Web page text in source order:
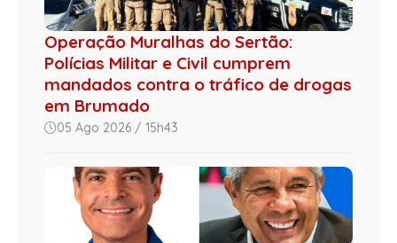
Operação Muralhas do Sertão:
Polícias Militar e Civil cumprem
mandados contra o tráfico de drogas
em Brumado
05 Ago 2026 / 15h43